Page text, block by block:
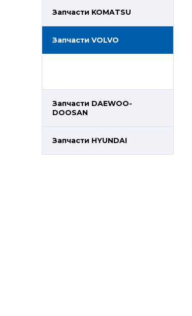
Запчасти KOMATSU
Запчасти VOLVO
Запчасти DAEWOO-
DOOSAN
Запчасти HYUNDAI